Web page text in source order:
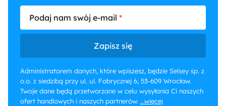
Podaj nam swój e-mail
Zapisz się
Administratorem danych, które wpiszesz, będzie Selsey sp. z
o.o. z siedzibą przy ul. ul. Fabrycznej 6, 53-609 Wrocław.
Twoje dane będą przetwarzane w celu wysyłania Ci naszych
ofert handlowych i naszych partnerów. ...więcej